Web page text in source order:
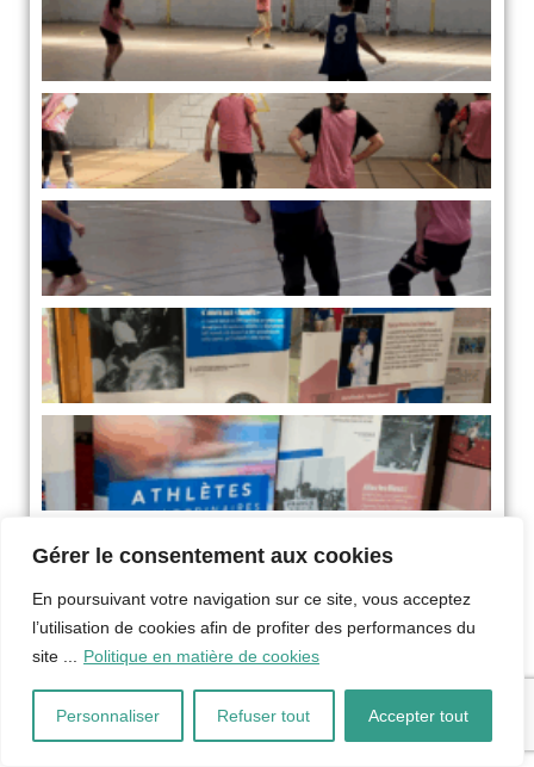
Gérer le consentement aux cookies
En poursuivant votre navigation sur ce site, vous acceptez
l’utilisation de cookies afin de profiter des performances du
site ...
Politique en matière de cookies
Personnaliser Refuser tout Accepter tout
Les Equipes